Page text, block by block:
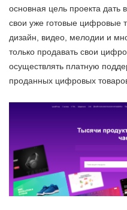
основная цель проекта дать
свои уже готовые цифровые
дизайн, видео, мелодии и
только продавать свои
осуществлять платную
проданных цифровых